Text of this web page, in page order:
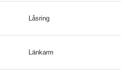
Låsring
Länkarm